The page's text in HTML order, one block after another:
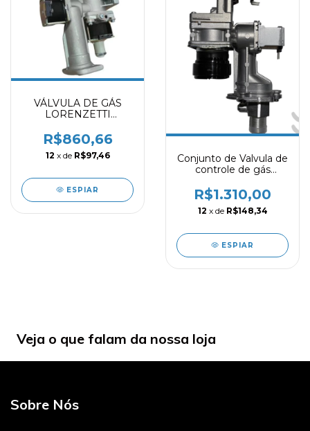
VÁLVULA DE GÁS
LORENZETTI
2300DE - G2313
R$860,66
12 x de R$97,46
ESPIAR
Conjunto de Valvula de
controle de gás
MOD. RB3AP25PVT
R$1.310,00
12 x de R$148,34
ESPIAR
Veja o que falam da nossa loja
Sobre Nós